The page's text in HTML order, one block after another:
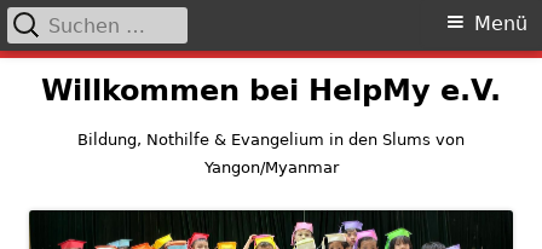
Springe
Willkommen bei HelpMy e.V.
Bildung, Nothilfe & Evangelium in den Slums von
Yangon/Myanmar
Primäres
Menü
Menü
Suchen
nach: